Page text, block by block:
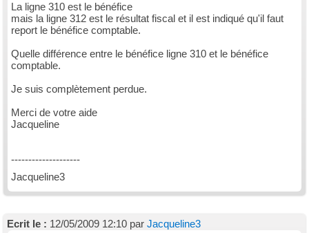
La ligne 310 est le bénéfice
mais la ligne 312 est le résultat fiscal et il est indiqué qu'il faut
report le bénéfice comptable.
Quelle différence entre le bénéfice ligne 310 et le bénéfice
comptable.
Je suis complètement perdue.
Merci de votre aide
Jacqueline
--------------------
Jacqueline3
Ecrit le : 12/05/2009 12:10 par Jacqueline3